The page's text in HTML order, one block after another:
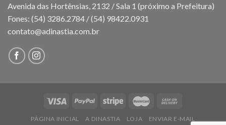
Avenida das Hortênsias, 2132 / Sala 1 (próximo a Prefeitura)
Fones: (54) 3286.2784 / (54) 98422.0931
contato@adinastia.com.br
PÁGINA INICIAL A DINASTIA LOJA ENVIAR E-MAIL